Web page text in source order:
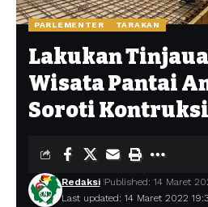
PARLEMENTER TARAKAN
Lakukan
Wisata Pantai
Soroti
Last updated: 14 Maret 2022
Redaksi Published: 14 Maret